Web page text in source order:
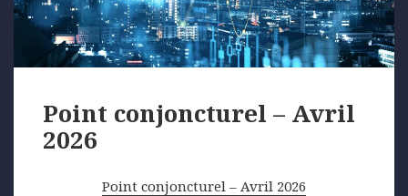
Point conjoncturel – Avril
2026
Point conjoncturel – Avril 2026